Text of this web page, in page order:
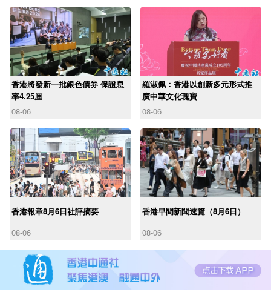
香港將發新一批銀色債券 保證息
率4.25厘
08-06
羅淑佩：香港以創新多元形式推
廣中華文化瑰寶
08-06
香港報章8月6日社評摘要
08-06
香港早間新聞速覽（8月6日）
08-06